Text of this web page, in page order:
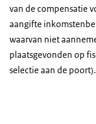
van de compensatie
aangifte
waarvan niet
plaatsgevonden op
selectie aan de poort).